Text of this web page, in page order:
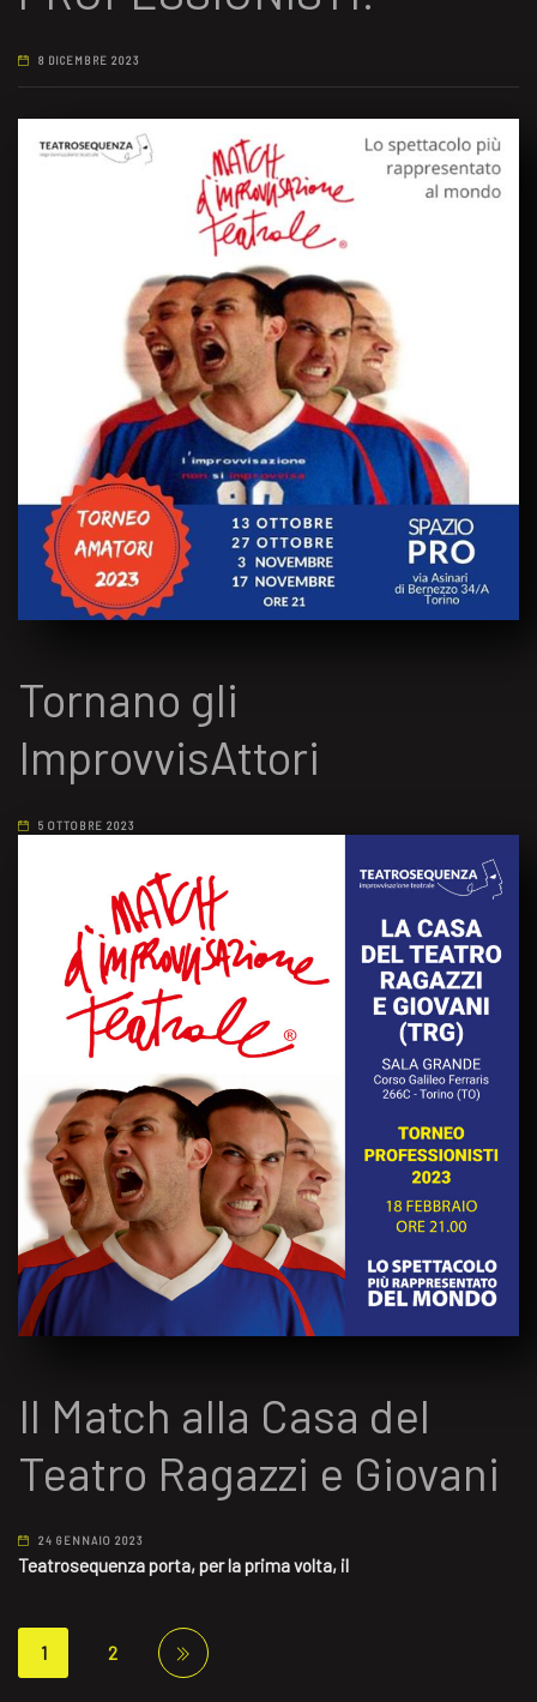
8 DICEMBRE 2023
Tornano gli
ImprovvisAttori
5 OTTOBRE 2023
Il Match alla Casa del
Teatro Ragazzi e Giovani
24 GENNAIO 2023
Teatrosequenza porta, per la prima volta, il
1 2